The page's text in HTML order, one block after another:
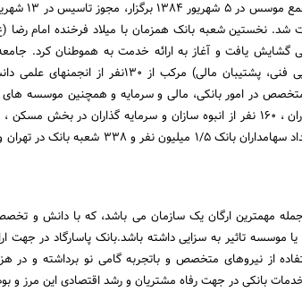
بانک در 22 شهریور 1384 دریافت شد. نخستین شعبه بانک همزمان با میلاد فرخنده امام
رسمی گشایش یافت و آغاز به ارائه خدمت به هموطنان کرد.
مشتمل بر یک مجموعه (دارایی اجتماعی، دارایی فنی، پشتیبان مالی) مرکب از
حقیقی متخصص در امور بانکی، مالی و سرمایه و همچنین موسسه
پزشکان متخصص و گروه مهندسان هستند. تعداد سهامداران بانک 1/5 میلیون
مهمترین ارگان یک سازمان می باشد، که با دانش و
موسسه تاثیر به سزایی داشته باشد.بانک پاسارگاد در جهت
از نیروهای متخصص و باتجربه گامی نو برداشته و در
خدمات بانکی در جهت رفاه مشتریان و رشد اقتصادی این مرز و